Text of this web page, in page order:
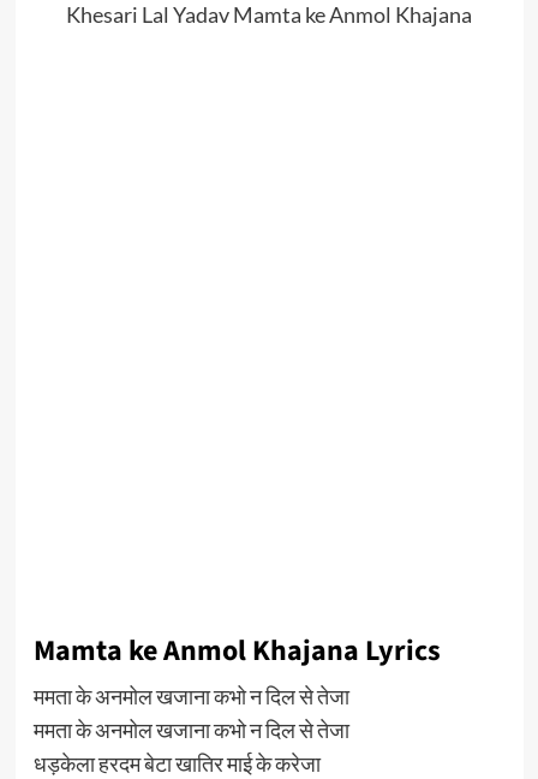
Khesari Lal Yadav Mamta ke Anmol Khajana
Mamta ke Anmol Khajana Lyrics
ममता के अनमोल खजाना कभो न दिल से तेजा
ममता के अनमोल खजाना कभो न दिल से तेजा
धड़केला हरदम बेटा खातिर माई के करेजा